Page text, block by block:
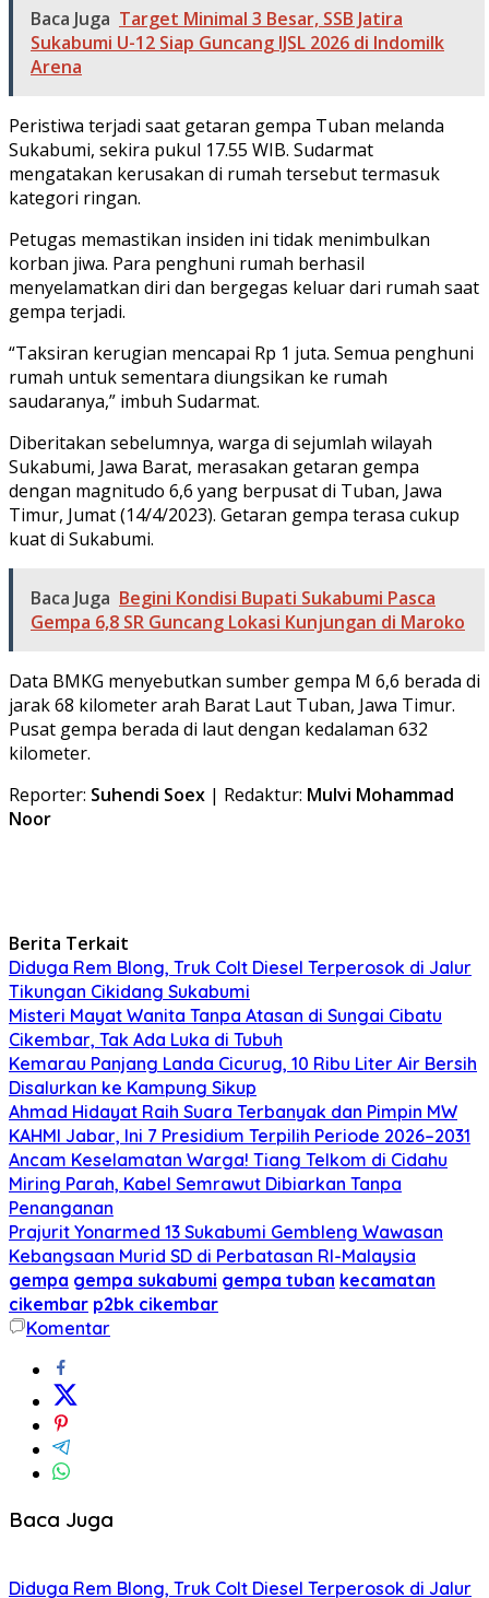
Baca Juga Target Minimal 3 Besar, SSB Jatira
Sukabumi U-12 Siap Guncang IJSL 2026 di Indomilk
Arena
Peristiwa terjadi saat getaran gempa Tuban melanda
Sukabumi, sekira pukul 17.55 WIB. Sudarmat
mengatakan kerusakan di rumah tersebut termasuk
kategori ringan.
Petugas memastikan insiden ini tidak menimbulkan
korban jiwa. Para penghuni rumah berhasil
menyelamatkan diri dan bergegas keluar dari rumah saat
gempa terjadi.
“Taksiran kerugian mencapai Rp 1 juta. Semua penghuni
rumah untuk sementara diungsikan ke rumah
saudaranya,” imbuh Sudarmat.
Diberitakan sebelumnya, warga di sejumlah wilayah
Sukabumi, Jawa Barat, merasakan getaran gempa
dengan magnitudo 6,6 yang berpusat di Tuban, Jawa
Timur, Jumat (14/4/2023). Getaran gempa terasa cukup
kuat di Sukabumi.
Baca Juga Begini Kondisi Bupati Sukabumi Pasca
Gempa 6,8 SR Guncang Lokasi Kunjungan di Maroko
Data BMKG menyebutkan sumber gempa M 6,6 berada di
jarak 68 kilometer arah Barat Laut Tuban, Jawa Timur.
Pusat gempa berada di laut dengan kedalaman 632
kilometer.
Reporter: Suhendi Soex | Redaktur: Mulvi Mohammad
Noor
Berita Terkait
Diduga Rem Blong, Truk Colt Diesel Terperosok di Jalur
Tikungan Cikidang Sukabumi
Misteri Mayat Wanita Tanpa Atasan di Sungai Cibatu
Cikembar, Tak Ada Luka di Tubuh
Kemarau Panjang Landa Cicurug, 10 Ribu Liter Air Bersih
Disalurkan ke Kampung Sikup
Ahmad Hidayat Raih Suara Terbanyak dan Pimpin MW
KAHMI Jabar, Ini 7 Presidium Terpilih Periode 2026–2031
Ancam Keselamatan Warga! Tiang Telkom di Cidahu
Miring Parah, Kabel Semrawut Dibiarkan Tanpa
Penanganan
Prajurit Yonarmed 13 Sukabumi Gembleng Wawasan
Kebangsaan Murid SD di Perbatasan RI-Malaysia
gempa gempa sukabumi gempa tuban kecamatan
cikembar p2bk cikembar
Komentar
Baca Juga
Diduga Rem Blong, Truk Colt Diesel Terperosok di Jalur